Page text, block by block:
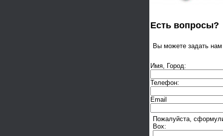
Есть вопросы?
Вы можете задать
Имя, Город:
Телефон:
Email
Пожалуйста,
Box: